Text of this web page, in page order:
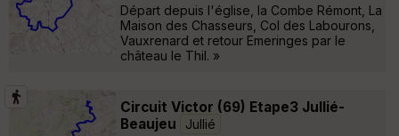
Départ depuis l'église, la Combe Rémont, La
Maison des Chasseurs, Col des Labourons,
Vauxrenard et retour Emeringes par le
château le Thil. »
Circuit Victor (69) Etape3 Jullié-
Beaujeu
Jullié